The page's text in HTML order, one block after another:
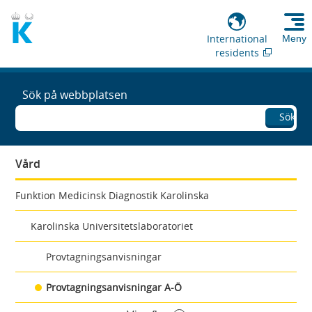
International
residents
Meny
Sök på webbplatsen
Sök
Vård
Funktion Medicinsk Diagnostik Karolinska
Karolinska Universitetslaboratoriet
Provtagningsanvisningar
Provtagningsanvisningar A-Ö